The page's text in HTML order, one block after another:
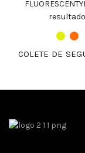
COLETE DE